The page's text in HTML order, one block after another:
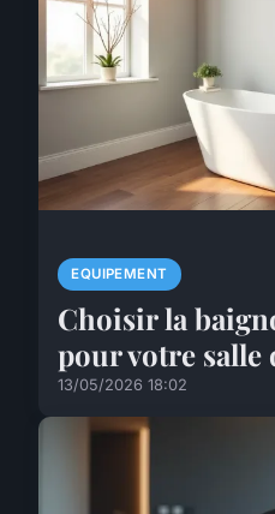
EQUIPEMENT
Choisir la
pour votre salle
13/05/2026 18:02